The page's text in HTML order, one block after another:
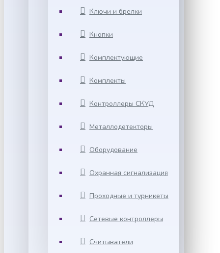
Ключи и брелки
Кнопки
Комплектующие
Комплекты
Контроллеры СКУД
Металлодетекторы
Оборудование
Охранная сигнализация
Проходные и турникеты
Сетевые контроллеры
Считыватели